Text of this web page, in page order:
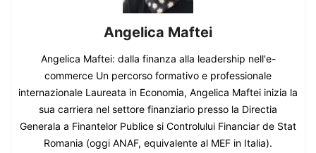
Angelica Maftei
Angelica Maftei: dalla finanza alla leadership nell'e-
commerce Un percorso formativo e professionale
internazionale Laureata in Economia, Angelica Maftei inizia la
sua carriera nel settore finanziario presso la Directia
Generala a Finantelor Publice si Controlului Financiar de Stat
Romania (oggi ANAF, equivalente al MEF in Italia).